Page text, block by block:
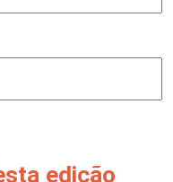
edição